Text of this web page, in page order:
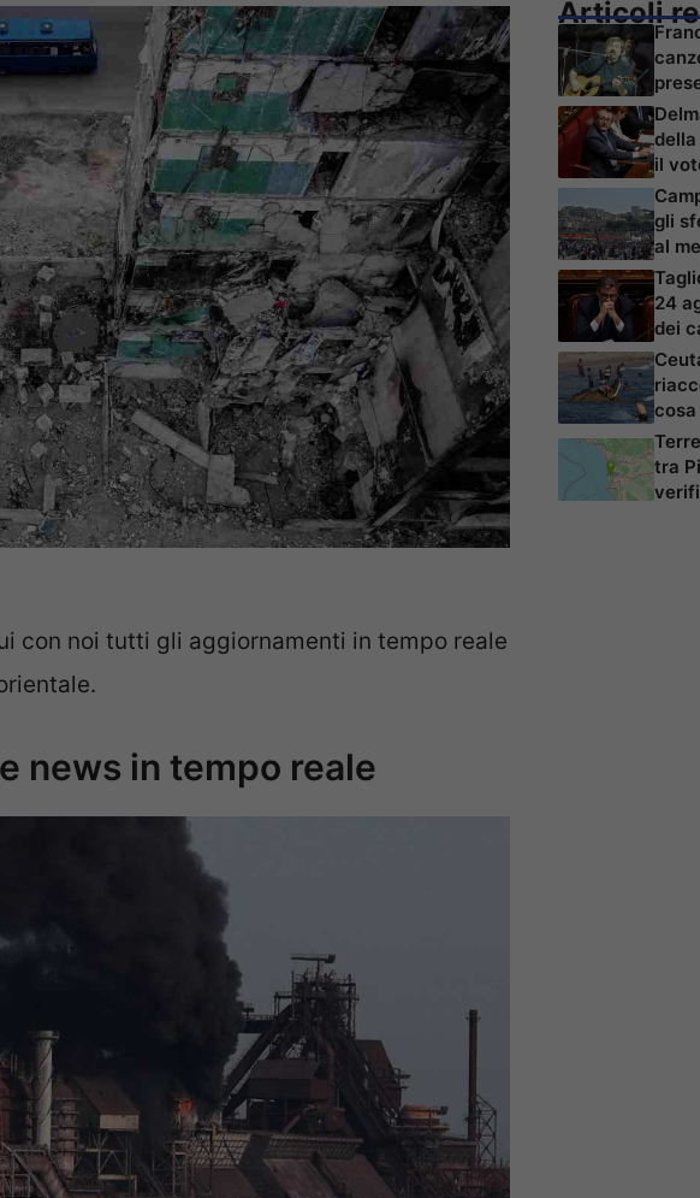
con noi tutti gli aggiornamenti in tempo reale
news in tempo reale
Articoli
il
gli
al
24
dei
tra